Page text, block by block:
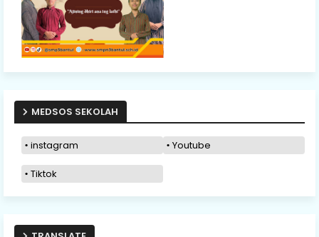
MEDSOS SEKOLAH
instagram Youtube
Tiktok